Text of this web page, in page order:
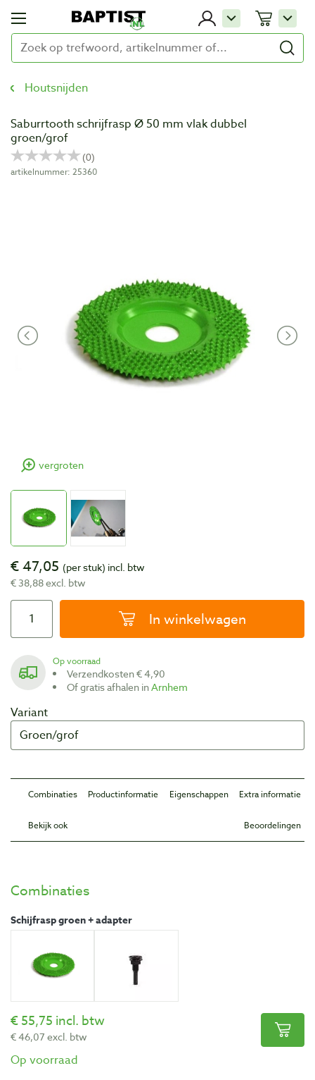
Houtsnijden
Saburrtooth schrijfrasp Ø 50 mm vlak dubbel
groen/grof
artikelnummer: 25360
vergroten
€ 47,05 (per stuk) incl. btw
€ 38,88 excl. btw
In winkelwagen
Op voorraad
Verzendkosten € 4,90
Of gratis afhalen inArnhem
Variant
Combinaties Productinformatie Eigenschappen Extra informatie
Bekijk ook Beoordelingen
Combinaties
Schijfrasp groen + adapter
55,75 incl. btw
46,07 excl. btw
Op voorraad